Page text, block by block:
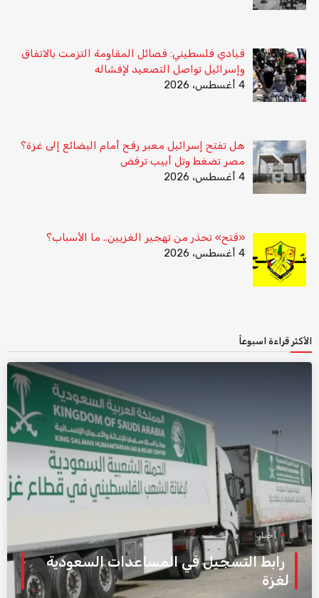
قيادي فلسطيني: فصائل المقاومة التزمت بالاتفاق
وإسرائيل تواصل التصعيد لإفشاله
4 أغسطس، 2026
هل تفتح إسرائيل معبر رفح أمام البضائع إلى غزة؟
مصر تضغط وتل أبيب ترفض
4 أغسطس، 2026
«فتح» تحذر من تهجير الغزيين.. ما الأسباب؟
4 أغسطس، 2026
الأكثر قراءة اسبوعاً
أخبار
رابط التسجيل في المساعدات السعودية
لغزة